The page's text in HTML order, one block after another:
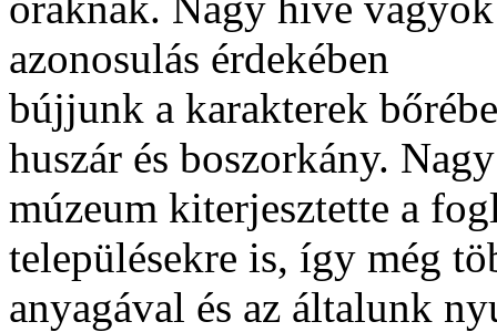
azonosulás érdekében
bújjunk a karakterek
huszár és boszorkány.
múzeum kiterjesztette a
településekre is, így még
anyagával és az általunk